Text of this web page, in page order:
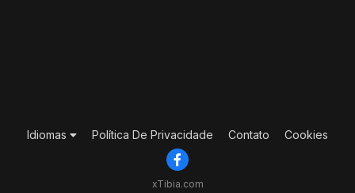
Idiomas Política De Privacidade Contato Cookies
xTibia.com